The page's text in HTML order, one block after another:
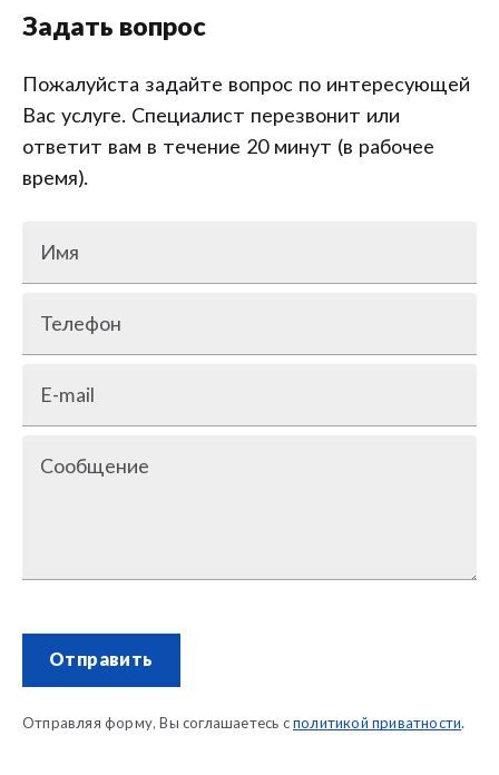
Задать вопрос
Пожалуйста задайте вопрос по интересующей
Вас услуге. Специалист перезвонит или
ответит вам в течение 20 минут (в рабочее
время).
Имя
Телефон
E-mail
Сообщение
Отправить
Отправляя форму, Вы соглашаетесь с политикой приватности.